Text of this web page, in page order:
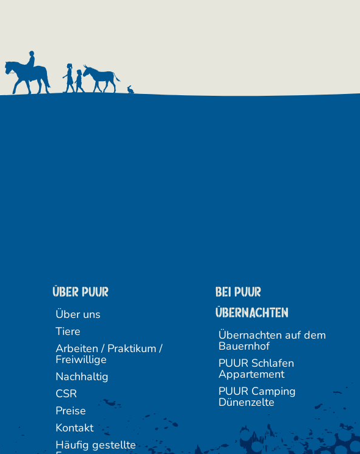
Über PUUR
Über uns
Tiere
Arbeiten / Praktikum /
Freiwillige
Nachhaltig
CSR
Preise
Kontakt
Häufig gestellte
Bei Puur
übernachten
Übernachten auf dem
Bauernhof
PUUR Schlafen
Appartement
PUUR Camping
Dünenzelte